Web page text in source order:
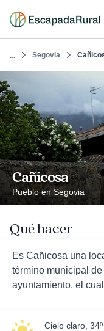
... Segovia
Cañicosa
Pueblo en Segovia
Qué hacer
Es Cañicosa una
término municipal
ayuntamiento, el
cielo claro, 34º